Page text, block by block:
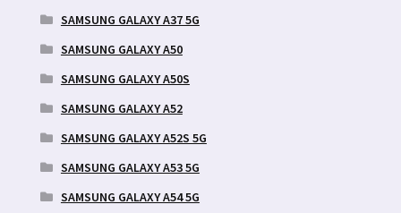
SAMSUNG GALAXY A37 5G
SAMSUNG GALAXY A50
SAMSUNG GALAXY A50S
SAMSUNG GALAXY A52
SAMSUNG GALAXY A52S 5G
SAMSUNG GALAXY A53 5G
SAMSUNG GALAXY A54 5G